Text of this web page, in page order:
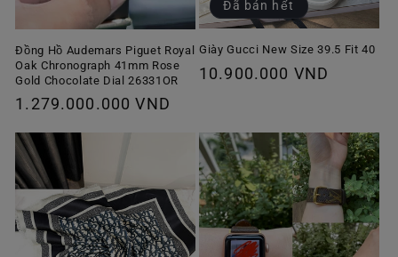
Đồng Hồ Audemars Piguet Royal
Oak Chronograph 41mm Rose
Gold Chocolate Dial 26331OR
Giá
thường
1.279.000.000 VND
Đã bán hết
Giày Gucci New Size 39.5 Fit 40
Giá
10.900.000 VND